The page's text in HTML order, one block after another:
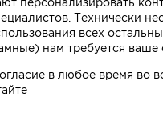
в автоматах
объектов
покупателей как на
перемешивание слоев
Технически
всех
нам требуется ваше
в любое время во